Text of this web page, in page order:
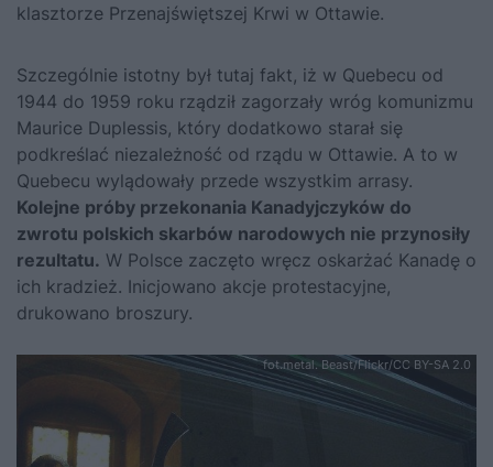
klasztorze Przenajświętszej Krwi w Ottawie.
Szczególnie istotny był tutaj fakt, iż w Quebecu od
1944 do 1959 roku rządził zagorzały wróg komunizmu
Maurice Duplessis, który dodatkowo starał się
podkreślać niezależność od rządu w Ottawie. A to w
Quebecu wylądowały przede wszystkim arrasy.
Kolejne próby przekonania Kanadyjczyków do
zwrotu polskich skarbów narodowych nie przynosiły
rezultatu. W Polsce zaczęto wręcz oskarżać Kanadę o
ich kradzież. Inicjowano akcje protestacyjne,
drukowano broszury.
fot.metal. Beast/Flickr/CC BY-SA 2.0